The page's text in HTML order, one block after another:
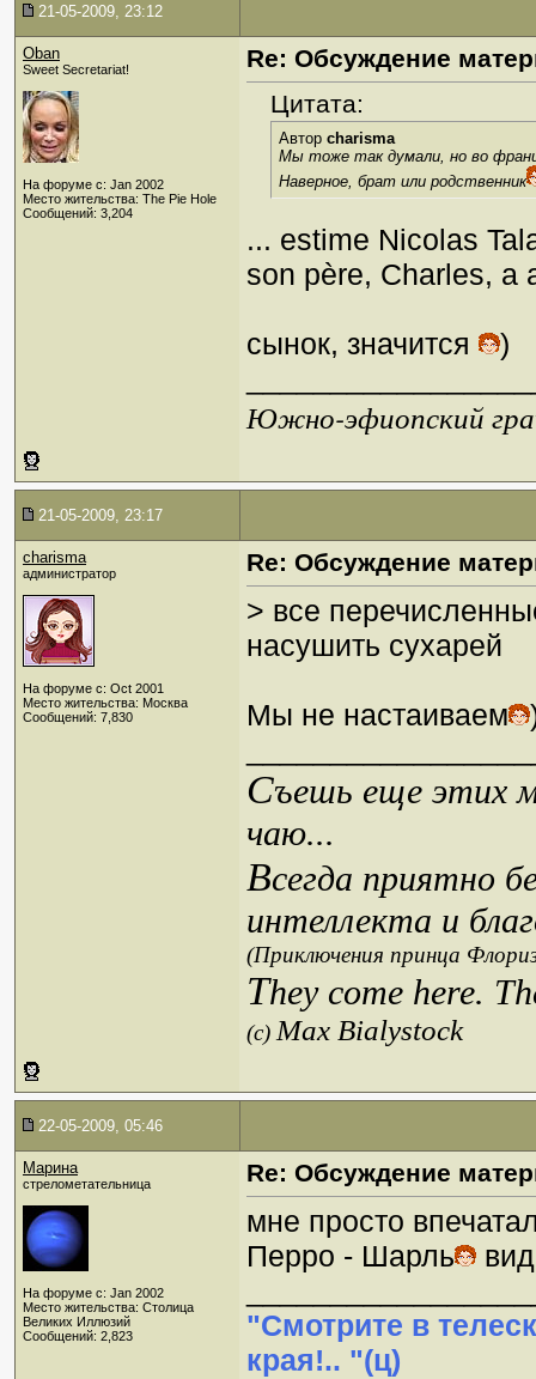
21-05-2009, 23:12
Oban
Sweet Secretariat!
На форуме с: Jan 2002
Место жительства: The Pie Hole
Сообщений: 3,204
Re: Обсуждение
Цитата:
Автор charisma
Мы тоже так думали, но во
Наверное, брат или родственник
... estime Nicolas
son père, Charles, a
сынок, значится
)
Южно-эфиопский
21-05-2009, 23:17
charisma
администратор
На форуме с: Oct 2001
Место жительства: Москва
Сообщений: 7,830
Re: Обсуждение
> все
насушить сухарей
Мы не настаиваем
Съешь еще этих
чаю...
Всегда приятно
интеллекта и
(Приключения принца
They come here.
(c)Max Bialystock
22-05-2009, 05:46
Марина
стрелометательница
На форуме с: Jan 2002
Место жительства: Столица
Великих Иллюзий
Сообщений: 2,823
Re: Обсуждение
мне просто
Перро - Шарль
"Смотрите в
края!.. "(ц)